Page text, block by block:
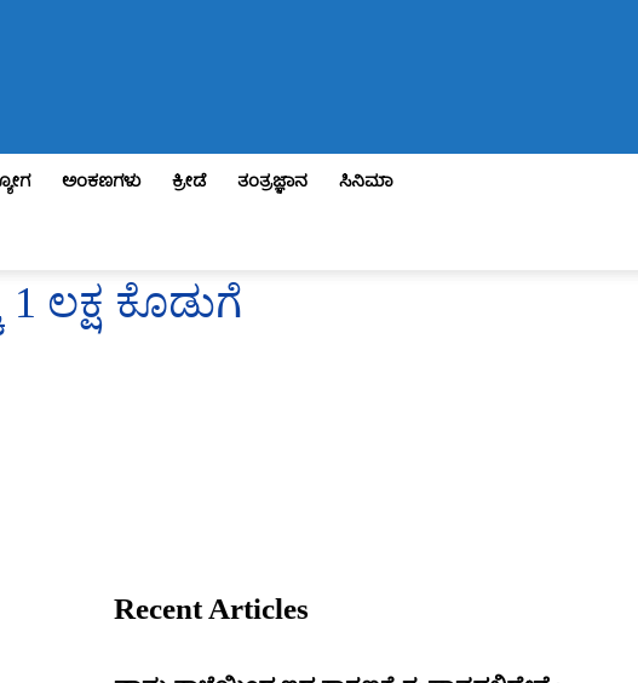
ಅಂಕಣಗಳು ಕ್ರೀಡೆ ತಂತ್ರಜ್ಞಾನ
ಸಿನಿಮಾ
ಲಕ್ಷ ಕೊಡುಗೆ
Recent Articles